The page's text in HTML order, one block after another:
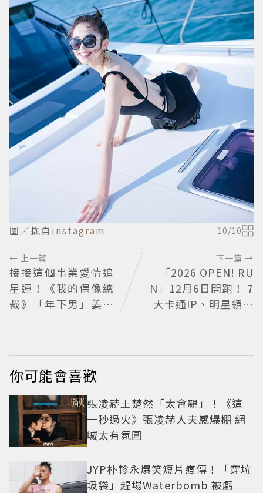
圖／擷自 instagram 10/10
← 上一篇
接接這個事業愛情追
星運！《我的偶像總
裁》「年下男」姜勳
下一篇 →
「2026 OPEN! RU
N」12月6日開跑！ 7
大卡通IP、明星領跑
你可能會喜歡
張凌赫王楚然「太會親」！《這
一秒過火》張凌赫人夫感爆棚 網
喊太有氛圍
JYP朴軫永爆笑短片瘋傳！「穿垃
圾袋」趕場Waterbomb 被虧